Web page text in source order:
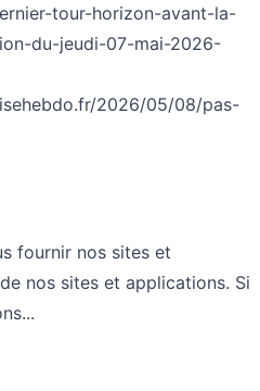
tour-horizon-avant-la-
du-jeudi-07-mai-2026-
2026/05/08/pas-
fournir nos sites et
nos sites et applications. Si